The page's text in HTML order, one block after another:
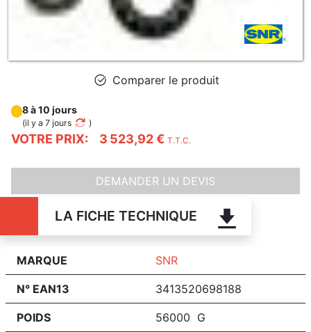
Comparer le produit
VOTRE PRIX: 3 523,92 € T.T.C.
8 à 10 jours
(il y a 7 jours )
DEMANDER UN DEVIS
LA FICHE TECHNIQUE
MARQUE SNR
N° EAN13 3413520698188
POIDS 56000 G